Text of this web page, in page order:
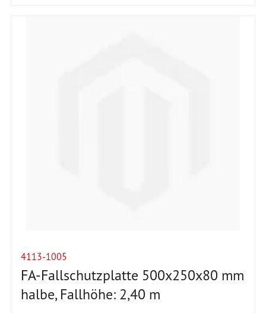
4113-1005
FA-Fallschutzplatte 500x250x80 mm
halbe, Fallhöhe: 2,40 m